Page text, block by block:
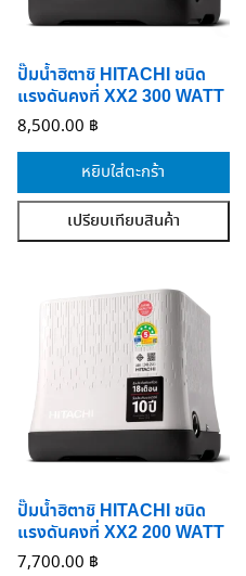
ปั๊มน้ำฮิตาชิ HITACHI ชนิด
แรงดันคงที่ XX2 300 WATT
8,500.00 ฿
หยิบใส่ตะกร้า
เปรียบเทียบสินค้า
ปั๊มน้ำฮิตาชิ HITACHI ชนิด
แรงดันคงที่ XX2 200 WATT
7,700.00 ฿